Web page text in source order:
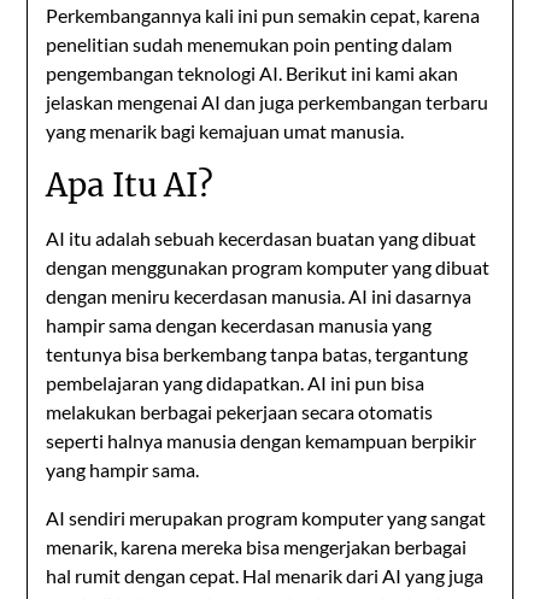
Perkembangannya kali ini pun semakin cepat, karena
penelitian sudah menemukan poin penting dalam
pengembangan teknologi AI. Berikut ini kami akan
jelaskan mengenai AI dan juga perkembangan terbaru
yang menarik bagi kemajuan umat manusia.
Apa Itu AI?
AI itu adalah sebuah kecerdasan buatan yang dibuat
dengan menggunakan program komputer yang dibuat
dengan meniru kecerdasan manusia. AI ini dasarnya
hampir sama dengan kecerdasan manusia yang
tentunya bisa berkembang tanpa batas, tergantung
pembelajaran yang didapatkan. AI ini pun bisa
melakukan berbagai pekerjaan secara otomatis
seperti halnya manusia dengan kemampuan berpikir
yang hampir sama.
AI sendiri merupakan program komputer yang sangat
menarik, karena mereka bisa mengerjakan berbagai
hal rumit dengan cepat. Hal menarik dari AI yang juga